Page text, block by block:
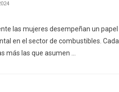
las mujeres desempeñan un papel
en el sector de combustibles. Cada
más las que asumen …